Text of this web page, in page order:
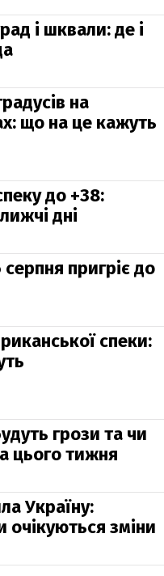
і шквали: де і
на
що на це кажуть
до +38:
дні
серпня пригріє до
спеки:
грози та чи
цього тижня
Україну:
очікуються зміни